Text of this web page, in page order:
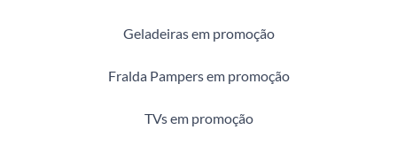
Geladeiras em promoção
Fralda Pampers em promoção
TVs em promoção